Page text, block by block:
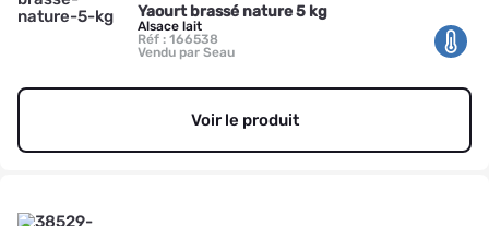
Yaourt brassé nature 5 kg
Alsace lait
Réf : 166538
Vendu par Seau
Voir le produit